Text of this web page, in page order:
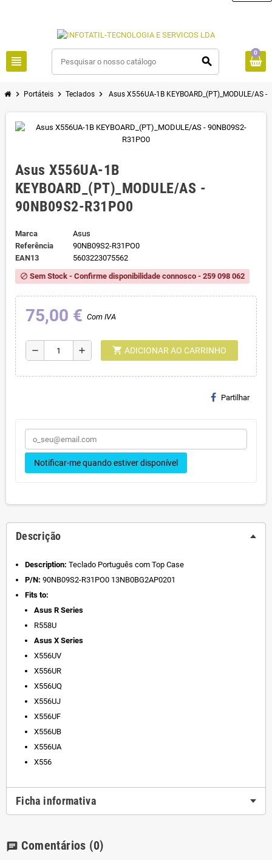
view_headline search
0
chevron_right Portáteis chevron_right Teclados chevron_right Asus X556UA-1B KEYBOARD_(PT)_MODULE/AS -
Asus X556UA-1B
KEYBOARD_(PT)_MODULE/AS -
90NB09S2-R31PO0
Marca
Asus
Referência
90NB09S2-R31PO0
EAN13
5603223075562
block Sem Stock - Confirme disponibilidade connosco - 259 098 062
75,00 € Com IVA
remove add shopping_cart ADICIONAR AO CARRINHO
Partilhar
Notificar-me quando estiver disponível
Descrição
Description: Teclado Português com Top Case
P/N: 90NB09S2-R31PO0 13NB0BG2AP0201
Fits to:
Asus R Series
R558U
Asus X Series
X556UV
X556UR
X556UQ
X556UJ
X556UF
X556UB
X556UA
X556
Ficha informativa
chat Comentários (0)